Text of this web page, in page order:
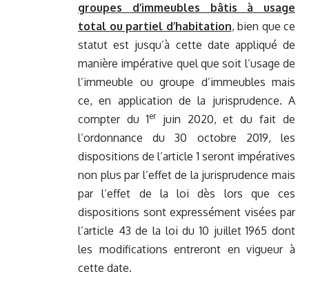
groupes d’immeubles bâtis à usage
total ou partiel d’habitation, bien que ce
statut est jusqu’à cette date appliqué de
manière impérative quel que soit l’usage de
l’immeuble ou groupe d’immeubles mais
ce, en application de la jurisprudence. A
compter du 1erjuin 2020, et du fait de
l’ordonnance du 30 octobre 2019, les
dispositions de l’article 1 seront impératives
non plus par l’effet de la jurisprudence mais
par l’effet de la loi dès lors que ces
dispositions sont expressément visées par
l’article 43 de la loi du 10 juillet 1965 dont
les modifications entreront en vigueur à
cette date.